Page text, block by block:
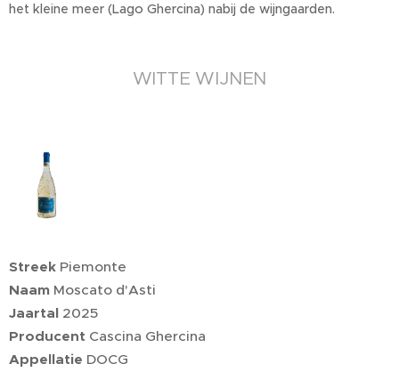
het kleine meer (Lago Ghercina) nabij de wijngaarden.
WITTE WIJNEN
Streek Piemonte
Naam Moscato d'Asti
Jaartal 2025
Producent Cascina Ghercina
Appellatie DOCG